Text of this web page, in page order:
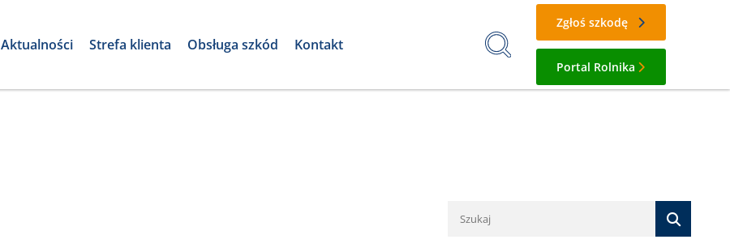
Aktualności Strefa klienta Obsługa szkód Kontakt
Zgłoś szkodę
Portal Rolnika